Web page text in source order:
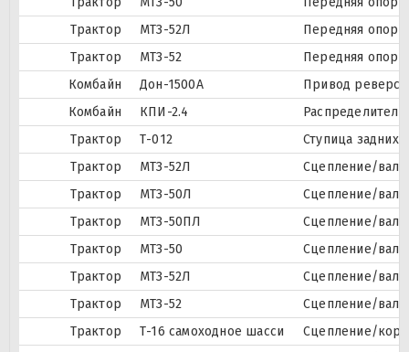
Трактор
МТЗ-52Л
Передняя
Трактор
МТЗ-52
Передняя
Комбайн
Дон-1500А
Привод
Комбайн
КПИ-2.4
Трактор
Т-012
Ступица задних
Трактор
МТЗ-52Л
Сцепление/вал
Трактор
МТЗ-50Л
Сцепление/вал
Трактор
МТЗ-50ПЛ
Сцепление/вал
Трактор
МТЗ-50
Сцепление/вал
Трактор
МТЗ-52Л
Сцепление/вал
Трактор
МТЗ-52
Сцепление/вал
Трактор
Т-16 самоходное шасси
Сцепление/